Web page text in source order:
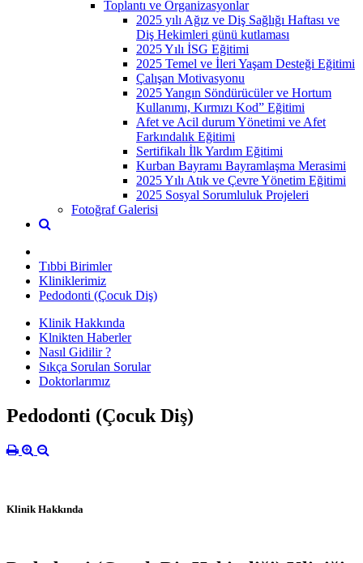
Toplantı ve Organizasyonlar
2025 yılı Ağız ve Diş Sağlığı Haftası ve
Diş Hekimleri günü kutlaması
2025 Yılı İSG Eğitimi
2025 Temel ve İleri Yaşam Desteği Eğitimi
Çalışan Motivasyonu
2025 Yangın Söndürücüler ve Hortum
Kullanımı, Kırmızı Kod” Eğitimi
Afet ve Acil durum Yönetimi ve Afet
Farkındalık Eğitimi
Sertifikalı İlk Yardım Eğitimi
Kurban Bayramı Bayramlaşma Merasimi
2025 Yılı Atık ve Çevre Yönetim Eğitimi
2025 Sosyal Sorumluluk Projeleri
Fotoğraf Galerisi
Tıbbi Birimler
Kliniklerimiz
Pedodonti (Çocuk Diş)
Klinik Hakkında
Klnikten Haberler
Nasıl Gidilir ?
Sıkça Sorulan Sorular
Doktorlarımız
Pedodonti (Çocuk Diş)
Klinik Hakkında